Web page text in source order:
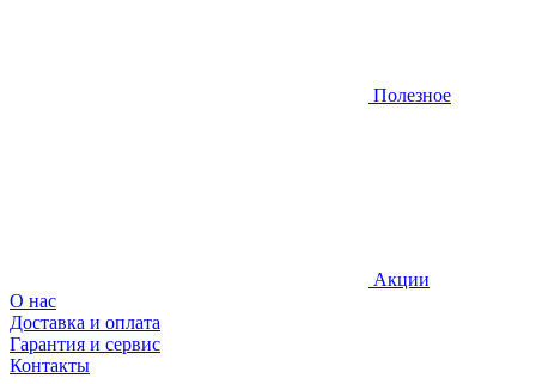
Полезное
Акции
О нас
Доставка и оплата
Гарантия и сервис
Контакты